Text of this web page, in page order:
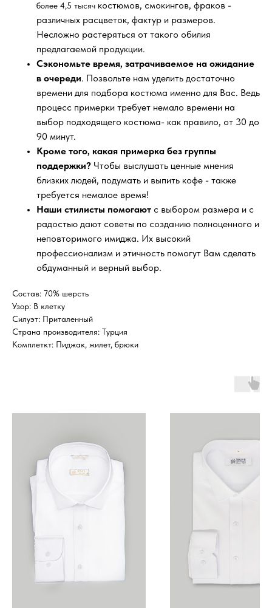
более 4,5 тысяч костюмов, смокингов, фраков -
различных расцветок, фактур и размеров.
Несложно растеряться от такого обилия
предлагаемой продукции.
Сэкономьте время, затрачиваемое на ожидание
в очереди. Позвольте нам уделить достаточно
времени для подбора костюма именно для Вас. Ведь
процесс примерки требует немало времени на
выбор подходящего костюма- как правило, от 30 до
90 минут.
Кроме того, какая примерка без группы
поддержки? Чтобы выслушать ценные мнения
близких людей, подумать и выпить кофе - также
требуется немалое время!
Наши стилисты помогают с выбором размера и с
радостью дают советы по созданию полноценного и
неповторимого имиджа. Их высокий
профессионализм и этичность помогут Вам сделать
обдуманный и верный выбор.
Состав: 70% шерсть
Узор: В клетку
Силуэт: Приталенный
Страна производителя: Турция
Комплеткт: Пиджак, жилет, брюки